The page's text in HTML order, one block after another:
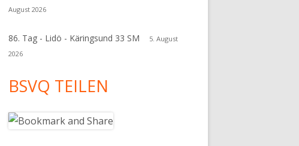
August 2026
86. Tag - Lidö - Käringsund 33 SM
5. August
2026
BSVQ TEILEN